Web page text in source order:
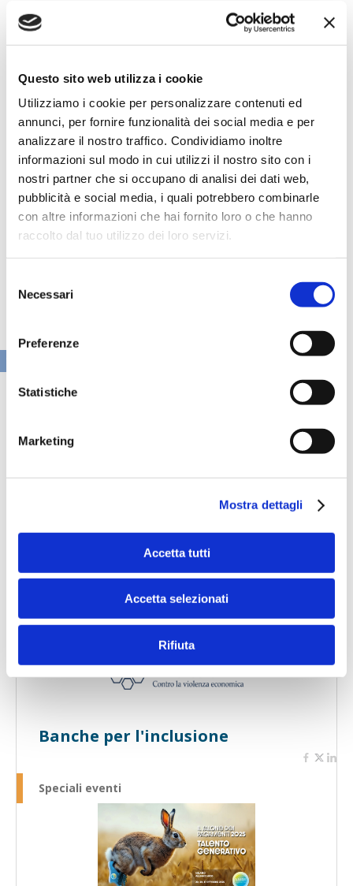
Questo sito web utilizza i cookie
Utilizziamo i cookie per personalizzare contenuti ed
annunci, per fornire funzionalità dei social media e per
analizzare il nostro traffico. Condividiamo inoltre
informazioni sul modo in cui utilizzi il nostro sito con i
nostri partner che si occupano di analisi dei dati web,
pubblicità e social media, i quali potrebbero combinarle
con altre informazioni che hai fornito loro o che hanno
raccolto dal tuo utilizzo dei loro servizi.
delNecessari
Preferenze
Statistiche
Marketing
Mostra dettagli
Accetta tutti
Accetta selezionati
Rifiuta
Banche per l'inclusione
Speciali eventi